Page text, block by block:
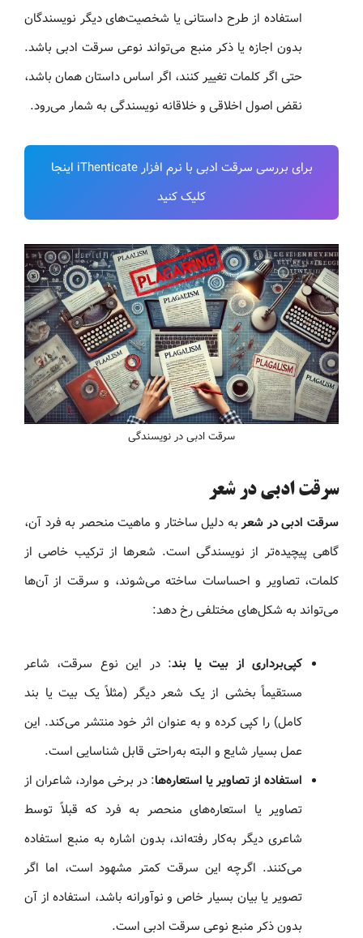
استفاده از طرح داستانی یا شخصیت‌های دیگر نویسندگان
بدون اجازه یا ذکر منبع می‌تواند نوعی سرقت ادبی باشد.
حتی اگر کلمات تغییر کنند، اگر اساس داستان همان باشد،
نقض اصول اخلاقی و خلاقانه نویسندگی به شمار می‌رود.
برای بررسی سرقت ادبی با نرم افزار iThenticate اینجا
کلیک کنید
سرقت ادبی در نویسندگی
سرقت ادبی در شعر
سرقت ادبی در شعربه دلیل ساختار و ماهیت منحصر به فرد آن،
گاهی پیچیده‌تر از نویسندگی است. شعرها از ترکیب خاصی از
کلمات، تصاویر و احساسات ساخته می‌شوند، و سرقت از آن‌ها
می‌تواند به شکل‌های مختلفی رخ دهد:
کپی‌برداری از بیت یا بند: در این نوع سرقت، شاعر
مستقیماً بخشی از یک شعر دیگر (مثلاً یک بیت یا بند
کامل) را کپی کرده و به عنوان اثر خود منتشر می‌کند. این
عمل بسیار شایع و البته به‌راحتی قابل شناسایی است.
استفاده از تصاویر یا استعاره‌ها: در برخی موارد، شاعران از
تصاویر یا استعاره‌های منحصر به فرد که قبلاً توسط
شاعری دیگر به‌کار رفته‌اند، بدون اشاره به منبع استفاده
می‌کنند. اگرچه این سرقت کمتر مشهود است، اما اگر
تصویر یا بیان بسیار خاص و نوآورانه باشد، استفاده از آن
بدون ذکر منبع نوعی سرقت ادبی است.